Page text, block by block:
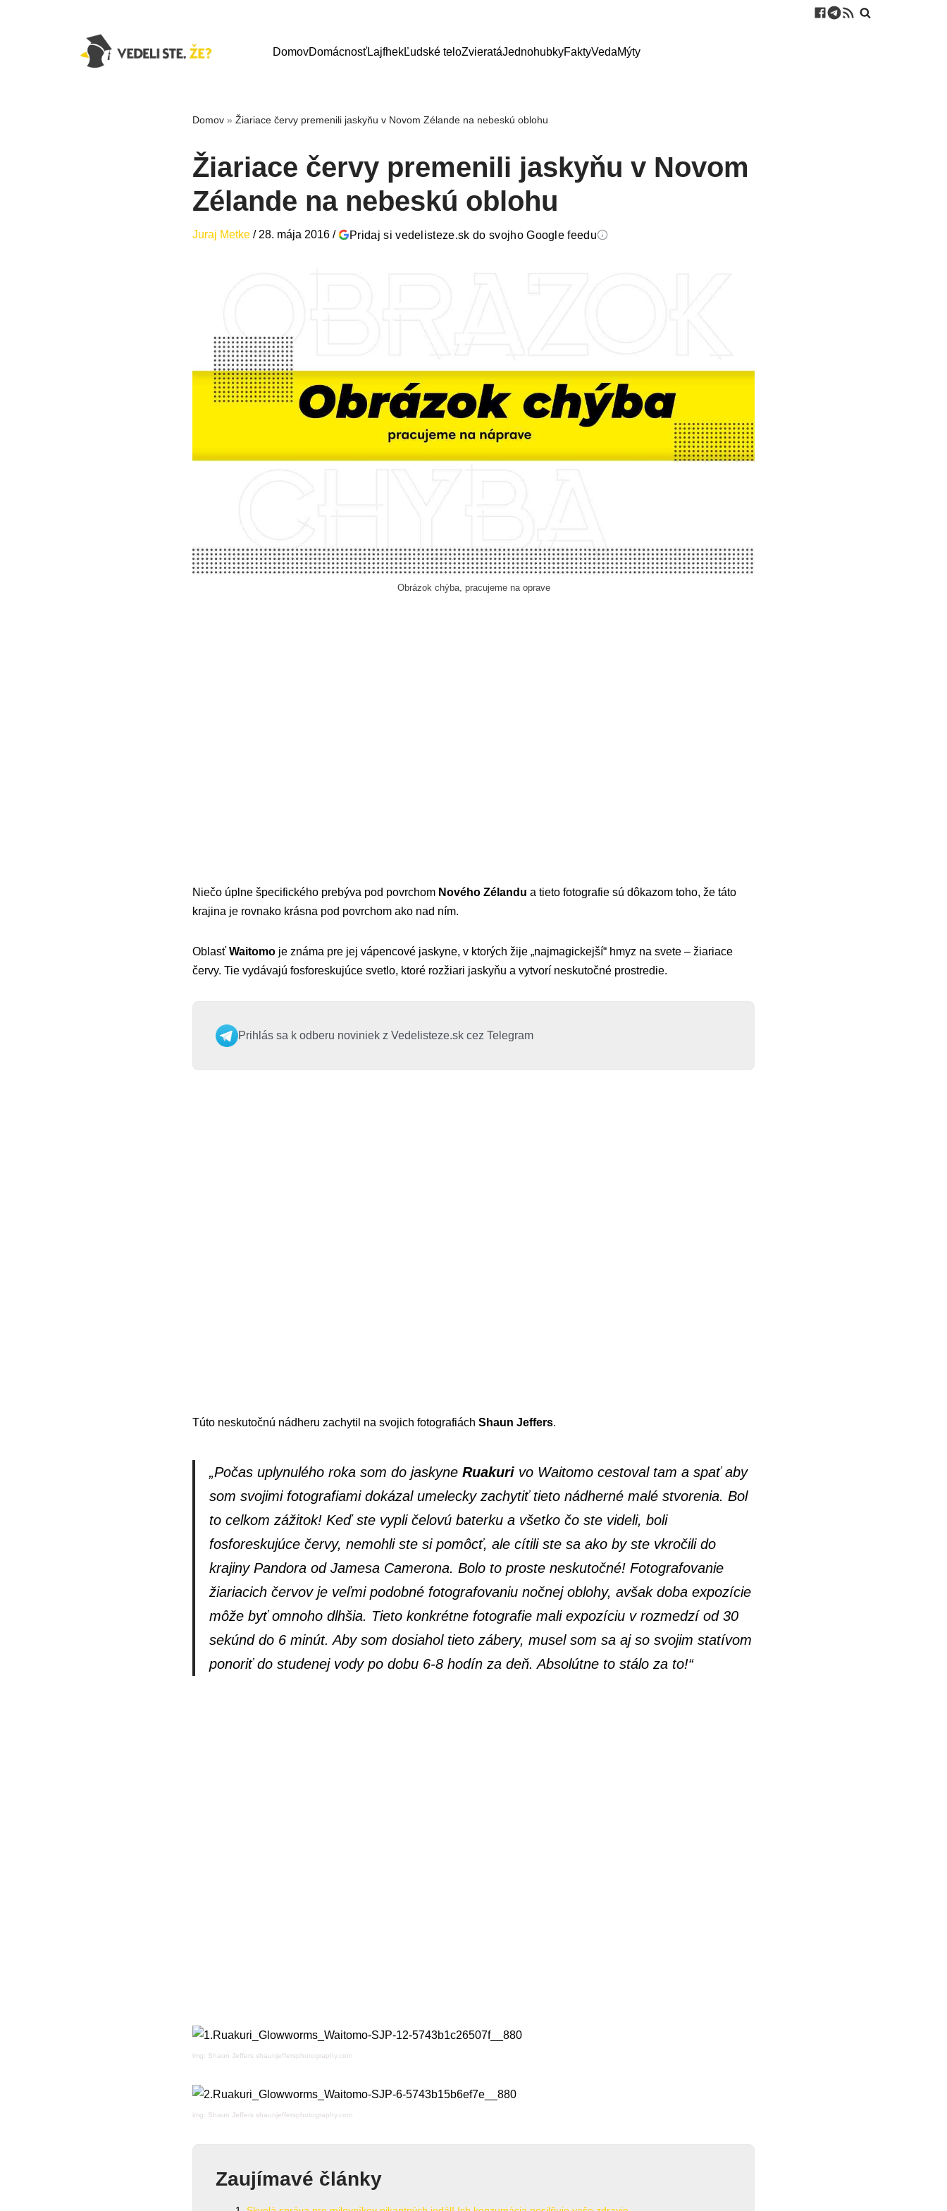
DomovDomácnosťLajfhekĽudské teloZvieratáJednohubkyFaktyVedaMýty
Domov » Žiariace červy premenili jaskyňu v Novom Zélande na nebeskú oblohu
Žiariace červy premenili jaskyňu v Novom
Zélande na nebeskú oblohu
Juraj Metke / 28. mája 2016 / Pridaj si vedelisteze.sk do svojho Google feedu
Obrázok chýba, pracujeme na oprave
Niečo úplne špecifického prebýva pod povrchom Nového Zélandu a tieto fotografie sú dôkazom toho, že táto
krajina je rovnako krásna pod povrchom ako nad ním.
Oblasť Waitomo je známa pre jej vápencové jaskyne, v ktorých žije „najmagickejší“ hmyz na svete – žiariace
červy. Tie vydávajú fosforeskujúce svetlo, ktoré rozžiari jaskyňu a vytvorí neskutočné prostredie.
Prihlás sa k odberu noviniek z Vedelisteze.sk cez Telegram
Túto neskutočnú nádheru zachytil na svojich fotografiách Shaun Jeffers.
„Počas uplynulého roka som do jaskyne Ruakuri vo Waitomo cestoval tam a spať aby
som svojimi fotografiami dokázal umelecky zachytiť tieto nádherné malé stvorenia. Bol
to celkom zážitok! Keď ste vypli čelovú baterku a všetko čo ste videli, boli
fosforeskujúce červy, nemohli ste si pomôcť, ale cítili ste sa ako by ste vkročili do
krajiny Pandora od Jamesa Camerona. Bolo to proste neskutočné! Fotografovanie
žiariacich červov je veľmi podobné fotografovaniu nočnej oblohy, avšak doba expozície
môže byť omnoho dlhšia. Tieto konkrétne fotografie mali expozíciu v rozmedzí od 30
sekúnd do 6 minút. Aby som dosiahol tieto zábery, musel som sa aj so svojim statívom
ponoriť do studenej vody po dobu 6-8 hodín za deň. Absolútne to stálo za to!“
img: Shaun Jeffers shaunjeffersphotography.com
img: Shaun Jeffers shaunjeffersphotography.com
Zaujímavé články